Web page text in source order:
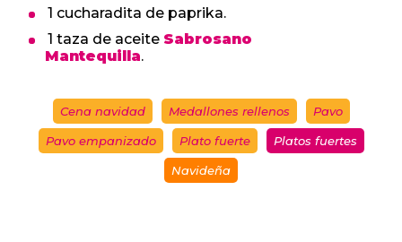
1 cucharadita de paprika.
1 taza de aceite Sabrosano
Mantequilla.
Cena navidad Medallones rellenos Pavo
Pavo empanizado Plato fuerte Platos fuertes
Navideña